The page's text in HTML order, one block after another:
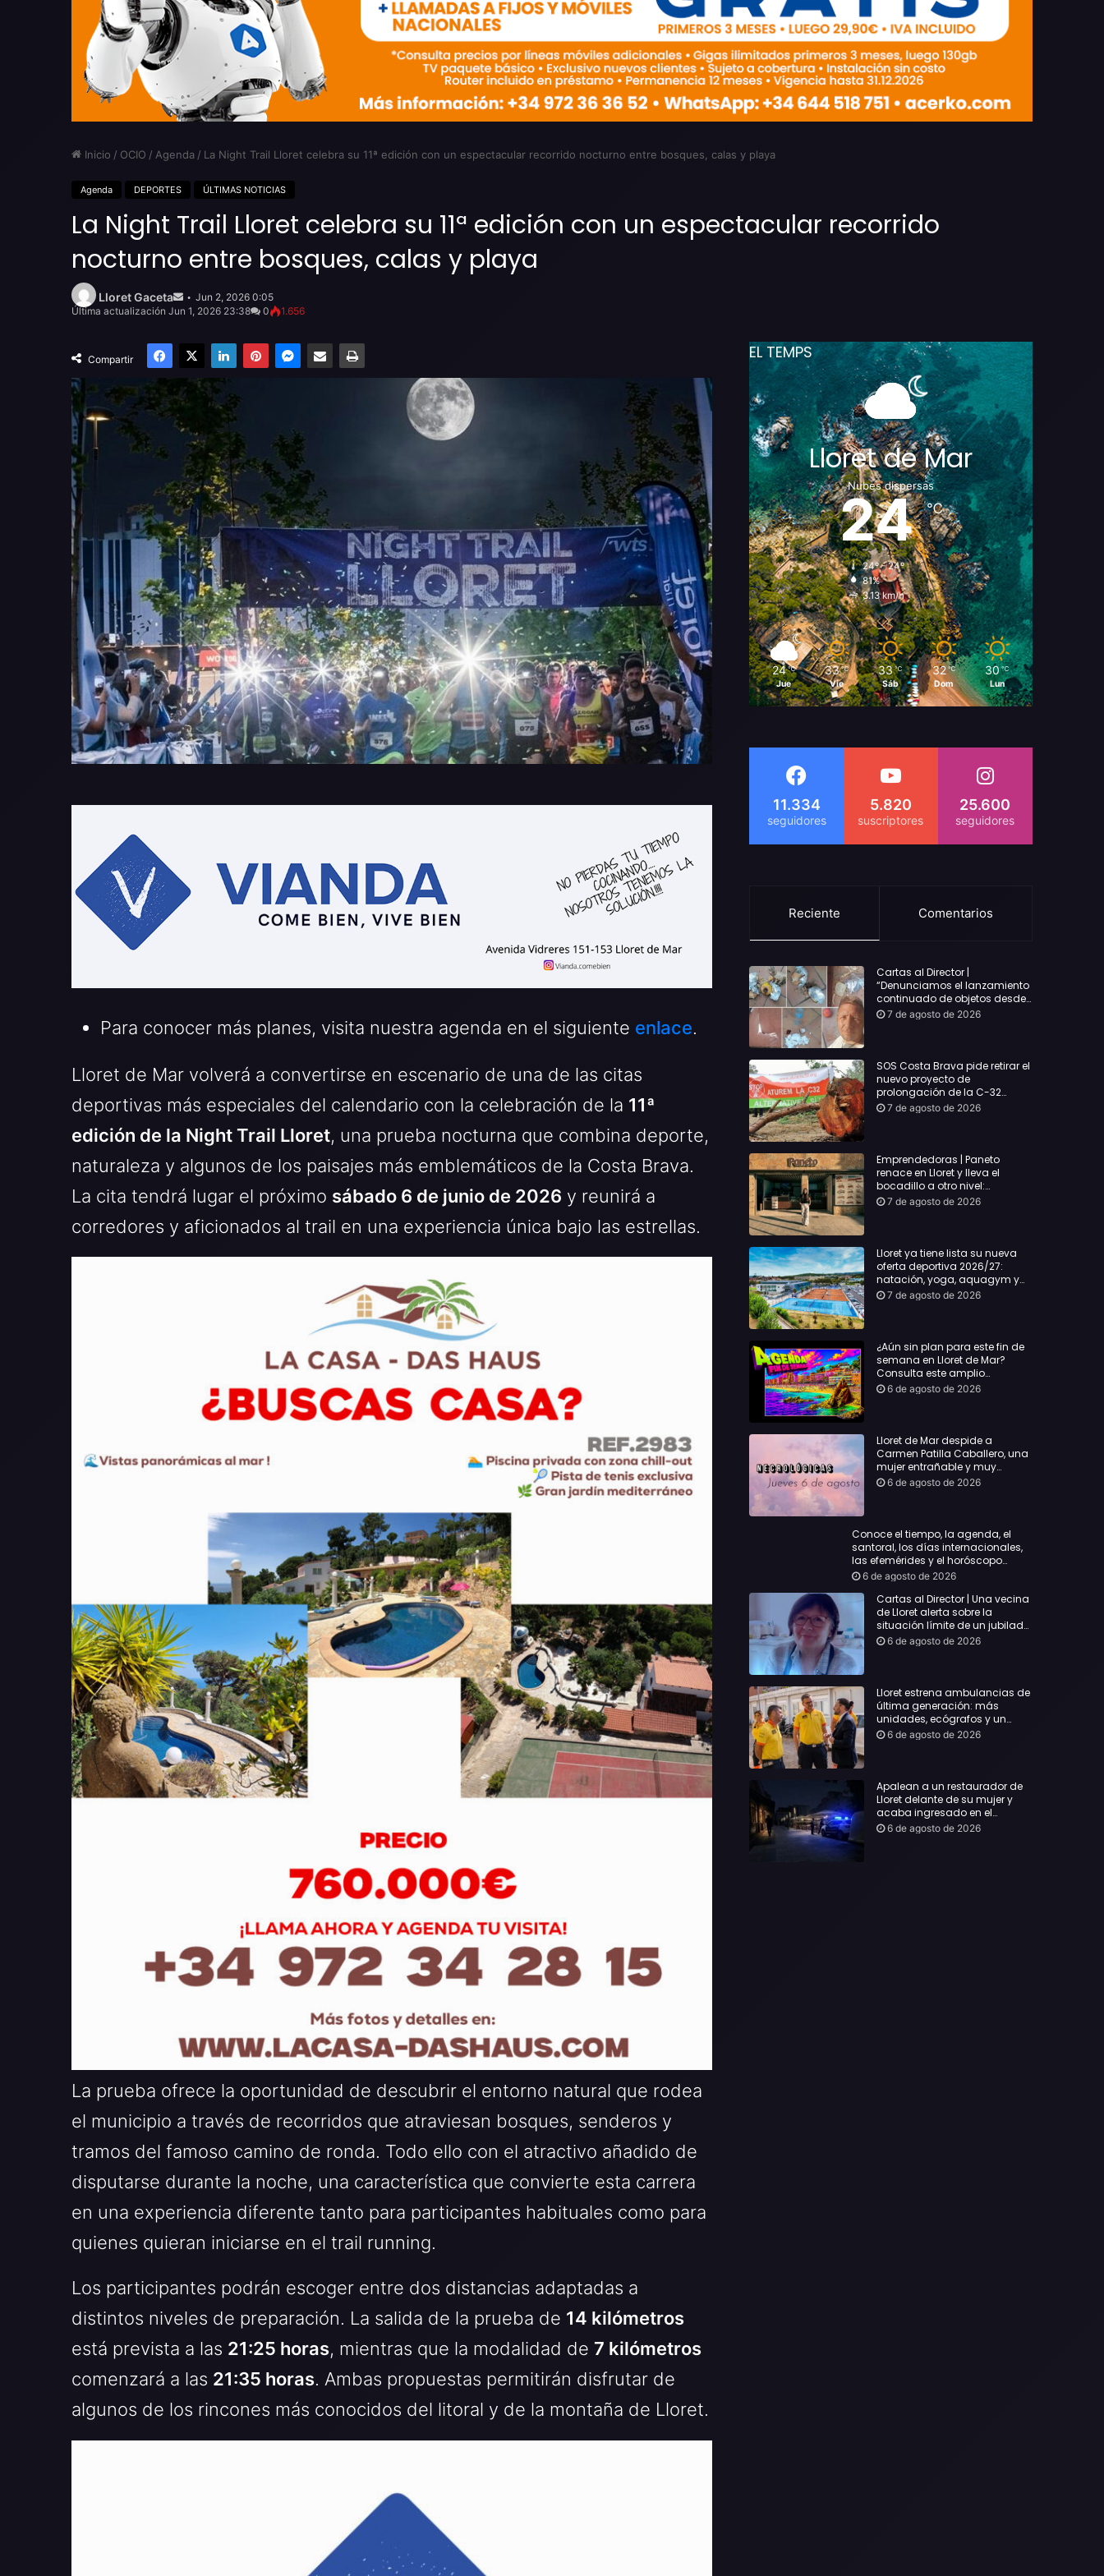
Inicio / OCIO / Agenda / La Night Trail Lloret celebra su 11ª edición con un espectacular recorrido nocturno entre bosques, calas y playa
Agenda DEPORTES ÚLTIMAS NOTICIAS
La Night Trail Lloret celebra su 11ª edición con un espectacular recorrido
nocturno entre bosques, calas y playa
Lloret Gaceta
emailJun 2, 2026 0:05
Última actualización Jun 1, 2026 23:38
0 1.656
Compartir
Facebook
X LinkedInPinterestMessenger
Compartir por email Imprimir
Para conocer más planes, visita nuestra agenda en el siguiente enlace.
Lloret de Mar volverá a convertirse en escenario de una de las citas
deportivas más especiales del calendario con la celebración de la 11ª
edición de la Night Trail Lloret, una prueba nocturna que combina deporte,
naturaleza y algunos de los paisajes más emblemáticos de la Costa Brava.
La cita tendrá lugar el próximo sábado 6 de junio de 2026 y reunirá a
corredores y aficionados al trail en una experiencia única bajo las estrellas.
La prueba ofrece la oportunidad de descubrir el entorno natural que rodea
el municipio a través de recorridos que atraviesan bosques, senderos y
tramos del famoso camino de ronda. Todo ello con el atractivo añadido de
disputarse durante la noche, una característica que convierte esta carrera
en una experiencia diferente tanto para participantes habituales como para
quienes quieran iniciarse en el trail running.
Los participantes podrán escoger entre dos distancias adaptadas a
distintos niveles de preparación. La salida de la prueba de 14 kilómetros
está prevista a las 21:25 horas, mientras que la modalidad de 7 kilómetros
comenzará a las 21:35 horas. Ambas propuestas permitirán disfrutar de
algunos de los rincones más conocidos del litoral y de la montaña de Lloret.
EL TEMPS
Lloret de Mar
Nubes dispersas
24℃
24º - 24º
81%
3.13 km/h
24 ℃
Jue
33 ℃
Vie
33 ℃
Sáb
32 ℃
Dom
30 ℃
Lun
11.334 5.820 25.600
Reciente Comentarios
Cartas al Director |
“Denunciamos el lanzamiento
continuado de objetos desde
alojamientos turísticos a
7 de agosto de 2026
SOS Costa Brava pide retirar el
nuevo proyecto de
prolongación de la C-32
hasta Lloret y reclama la
7 de agosto de 2026
Emprendedoras | Paneto
renace en Lloret y lleva el
bocadillo a otro nivel:
producto km 0 y espíritu
7 de agosto de 2026
Lloret ya tiene lista su nueva
oferta deportiva 2026/27:
natación, yoga, aquagym y
decenas de actividades para
7 de agosto de 2026
¿Aún sin plan para este fin de
semana en Lloret de Mar?
Consulta este amplio
recopilatorio de planes:
6 de agosto de 2026
Lloret de Mar despide a
Carmen Patilla Caballero, una
mujer entrañable y muy
querida
6 de agosto de 2026
Conoce el tiempo, la agenda, el
santoral, los días internacionales,
las efemérides y el horóscopo…
6 de agosto de 2026
Cartas al Director | Una vecina
de Lloret alerta sobre la
situación límite de un jubilado
de 65 años y pide una
6 de agosto de 2026
Lloret estrena ambulancias de
última generación: más
unidades, ecógrafos y un
servicio reforzado las 24 horas
6 de agosto de 2026
Apalean a un restaurador de
Lloret delante de su mujer y
acaba ingresado en el
Hospital Vall d’Hebron
6 de agosto de 2026